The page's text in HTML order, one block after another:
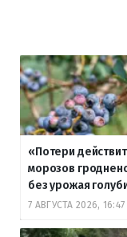
«Потери
морозов
без урожая
7 АВГУСТА 2026, 16:47